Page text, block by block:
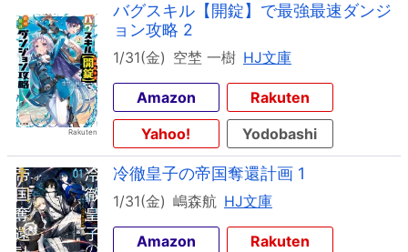
バグスキル【開錠】で最強最速ダンジ
ョン攻略 2
1/31(金) 空埜 一樹 HJ文庫
Amazon
Rakuten
Yahoo!
Yodobashi
冷徹皇子の帝国奪還計画 1
1/31(金) 嶋森航 HJ文庫
Amazon
Rakuten